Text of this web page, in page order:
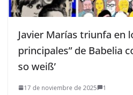
Javier Marías triunfa en
principales” de Babelia
so weiß’
17 de noviembre de 2025 1